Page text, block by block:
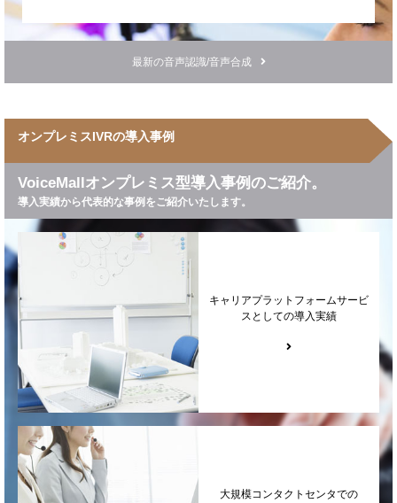
最新の音声認識/音声合成
オンプレミスIVRの導入事例
VoiceMallオンプレミス型導入事例のご紹介。
導入実績から代表的な事例をご紹介いたします。
キャリアプラットフォームサービ
スとしての導入実績
大規模コンタクトセンタでの